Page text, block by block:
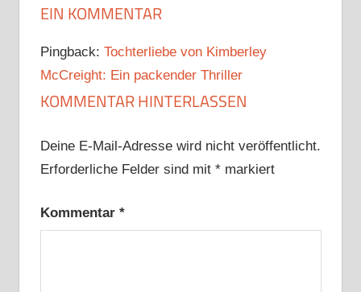
EIN KOMMENTAR
Pingback: Tochterliebe von Kimberley
McCreight: Ein packender Thriller
KOMMENTAR HINTERLASSEN
Deine E-Mail-Adresse wird nicht veröffentlicht.
Erforderliche Felder sind mit *markiert
Kommentar *